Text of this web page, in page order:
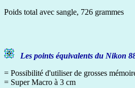
Poids total avec sangle, 726 grammes
Les points équivalents du Nikon
= Possibilité d'utiliser de grosses
= Super Macro à 3 cm